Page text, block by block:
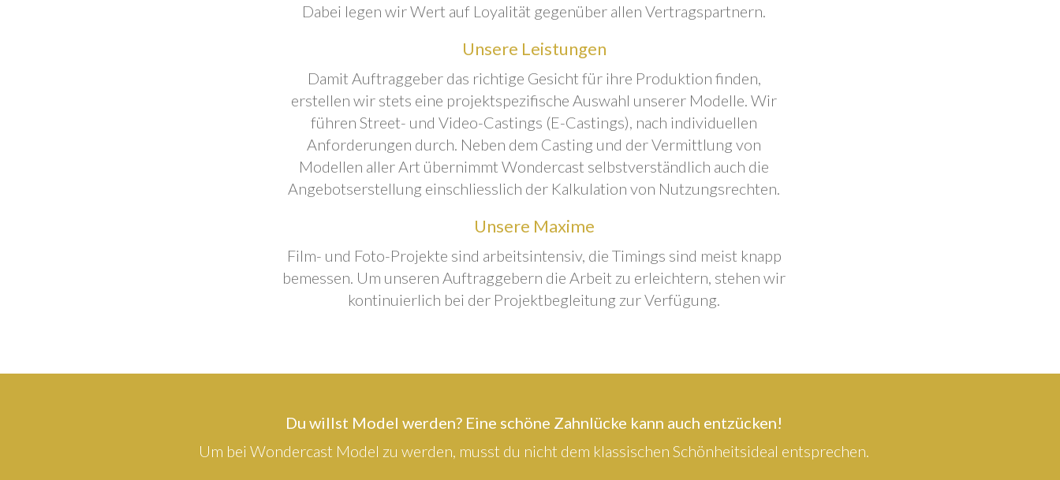
Dabei legen wir Wert auf Loyalität gegenüber allen Vertragspartnern.
Unsere Leistungen
Damit Auftraggeber das richtige Gesicht für ihre Produktion finden,
erstellen wir stets eine projektspezifische Auswahl unserer Modelle. Wir
führen Street- und Video-Castings (E-Castings), nach individuellen
Anforderungen durch. Neben dem Casting und der Vermittlung von
Modellen aller Art übernimmt Wondercast selbstverständlich auch die
Angebotserstellung einschliesslich der Kalkulation von Nutzungsrechten.
Unsere Maxime
Film- und Foto-Projekte sind arbeitsintensiv, die Timings sind meist knapp
bemessen. Um unseren Auftraggebern die Arbeit zu erleichtern, stehen wir
kontinuierlich bei der Projektbegleitung zur Verfügung.
Du willst Model werden? Eine schöne Zahnlücke kann auch entzücken!
Um bei Wondercast Model zu werden, musst du nicht dem klassischen Schönheitsideal entsprechen.